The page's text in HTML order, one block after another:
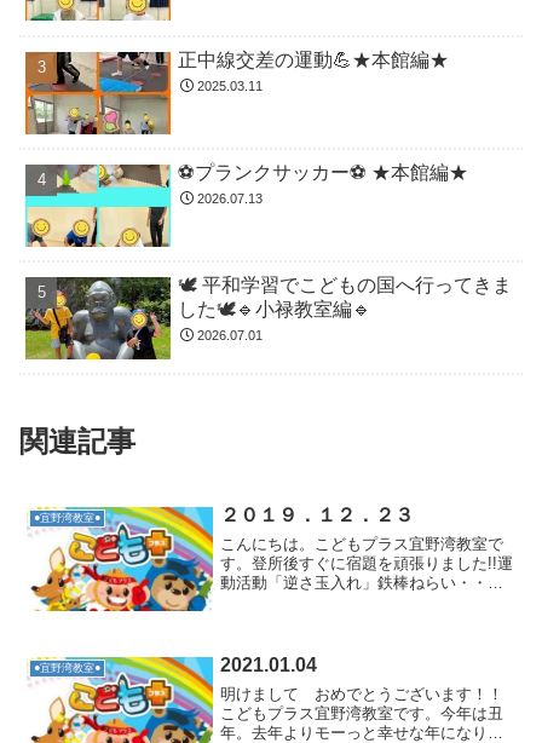
正中線交差の運動💪★本館編★
2025.03.11
⚽️プランクサッカー⚽️ ★本館編★
2026.07.13
🕊️ 平和学習でこどもの国へ行ってきま
した🕊️🔹小禄教室編🔹
2026.07.01
関連記事
●宜野湾教室● ２０１９．１２．２３
こんにちは。こどもプラス宜野湾教室で
す。登所後すぐに宿題を頑張りました!!運
動活動「逆さ玉入れ」鉄棒ねらい・・鉄
力・・懸垂力・支持力...
●宜野湾教室● 2021.01.04
明けまして おめでとうございます！！
こどもプラス宜野湾教室です。今年は丑
年。去年よりモーっと幸せな年になりま